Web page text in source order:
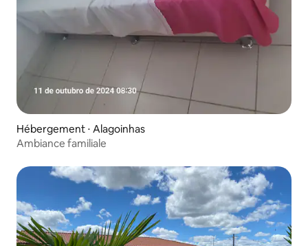
Hébergement ⋅ Alagoinhas
Ambiance familiale